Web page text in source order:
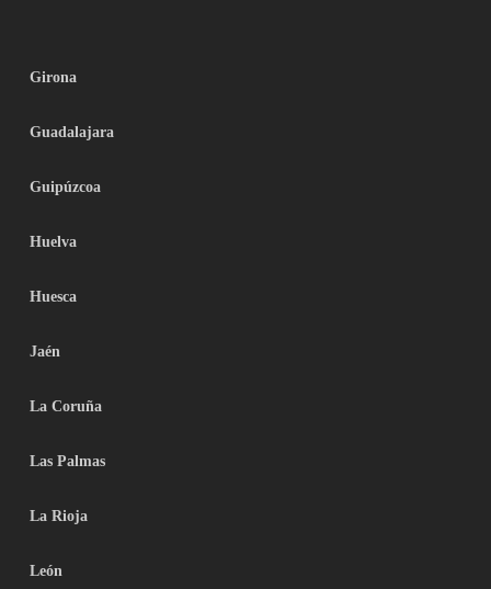
Girona
Guadalajara
Guipúzcoa
Huelva
Huesca
Jaén
La Coruña
Las Palmas
La Rioja
León